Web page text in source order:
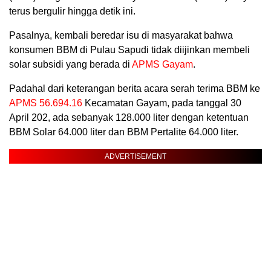
terus bergulir hingga detik ini.
Pasalnya, kembali beredar isu di masyarakat bahwa
konsumen BBM di Pulau Sapudi tidak diijinkan membeli
solar subsidi yang berada di APMS Gayam.
Padahal dari keterangan berita acara serah terima BBM ke
APMS 56.694.16 Kecamatan Gayam, pada tanggal 30
April 202, ada sebanyak 128.000 liter dengan ketentuan
BBM Solar 64.000 liter dan BBM Pertalite 64.000 liter.
ADVERTISEMENT